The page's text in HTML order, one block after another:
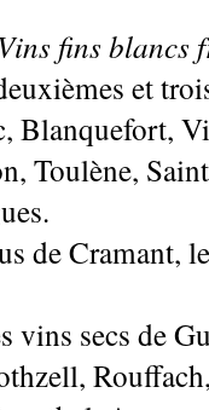
et
Blanquefort,
Toulène,
de Cramant,
vins secs de